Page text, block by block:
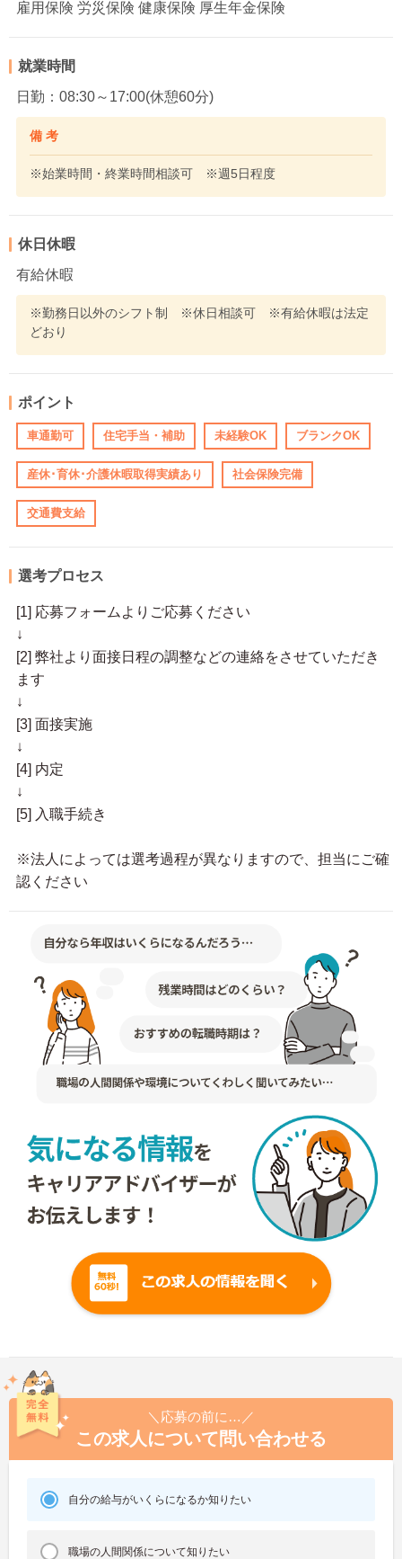
雇用保険 労災保険 健康保険 厚生年金保険
就業時間
日勤：08:30～17:00(休憩60分)
備 考
※始業時間・終業時間相談可 ※週5日程度
休日休暇
有給休暇
※勤務日以外のシフト制 ※休日相談可 ※有給休暇は法定
どおり
ポイント
車通勤可 住宅手当・補助 未経験OK ブランクOK
産休･育休･介護休暇取得実績あり 社会保険完備
交通費支給
選考プロセス
[1] 応募フォームよりご応募ください
↓
[2] 弊社より面接日程の調整などの連絡をさせていただき
ます
↓
[3] 面接実施
↓
[4] 内定
↓
[5] 入職手続き
※法人によっては選考過程が異なりますので、担当にご確
認ください
＼応募の前に…／
この求人について問い合わせる
自分の給与がいくらになるか知りたい
職場の人間関係について知りたい